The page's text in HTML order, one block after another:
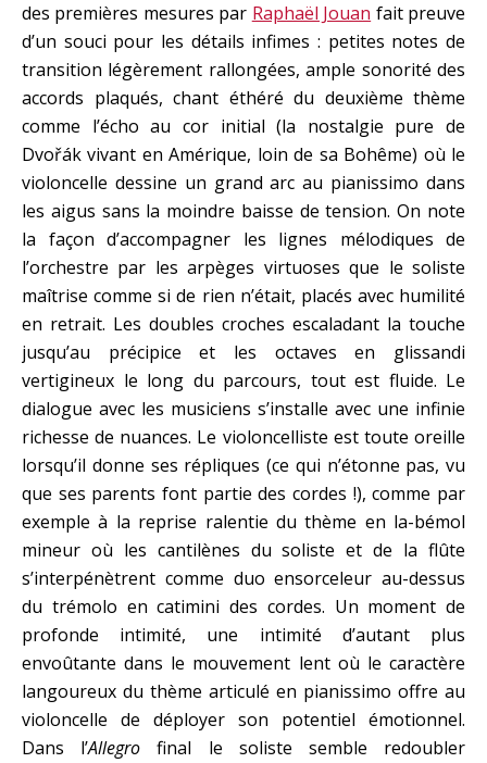
des premières mesures par Raphaël Jouan fait preuve
d’un souci pour les détails infimes : petites notes de
transition légèrement rallongées, ample sonorité des
accords plaqués, chant éthéré du deuxième thème
comme l’écho au cor initial (la nostalgie pure de
Dvořák vivant en Amérique, loin de sa Bohême) où le
violoncelle dessine un grand arc au pianissimo dans
les aigus sans la moindre baisse de tension. On note
la façon d’accompagner les lignes mélodiques de
l’orchestre par les arpèges virtuoses que le soliste
maîtrise comme si de rien n’était, placés avec humilité
en retrait. Les doubles croches escaladant la touche
jusqu’au précipice et les octaves en glissandi
vertigineux le long du parcours, tout est fluide. Le
dialogue avec les musiciens s’installe avec une infinie
richesse de nuances. Le violoncelliste est toute oreille
lorsqu’il donne ses répliques (ce qui n’étonne pas, vu
que ses parents font partie des cordes !), comme par
exemple à la reprise ralentie du thème en la-bémol
mineur où les cantilènes du soliste et de la flûte
s’interpénètrent comme duo ensorceleur au-dessus
du trémolo en catimini des cordes. Un moment de
profonde intimité, une intimité d’autant plus
envoûtante dans le mouvement lent où le caractère
langoureux du thème articulé en pianissimo offre au
violoncelle de déployer son potentiel émotionnel.
Dans l’Allegro final le soliste semble redoubler